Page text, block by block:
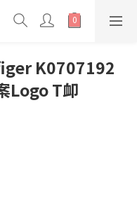
K0707192
Logo T卹